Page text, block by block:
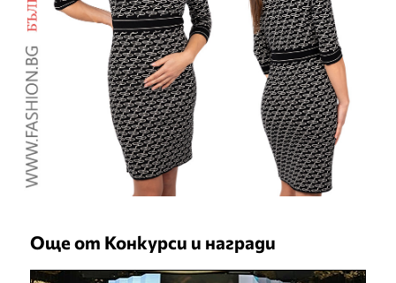
Още от Конкурси и награди